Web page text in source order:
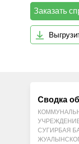
Заказать
Сводка
СУГИРБАЯ